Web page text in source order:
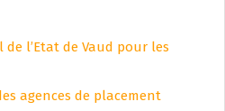
l’Etat de Vaud pour les
agences de placement